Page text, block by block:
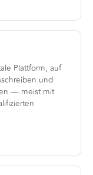
Plattform, auf
und
— meist mit